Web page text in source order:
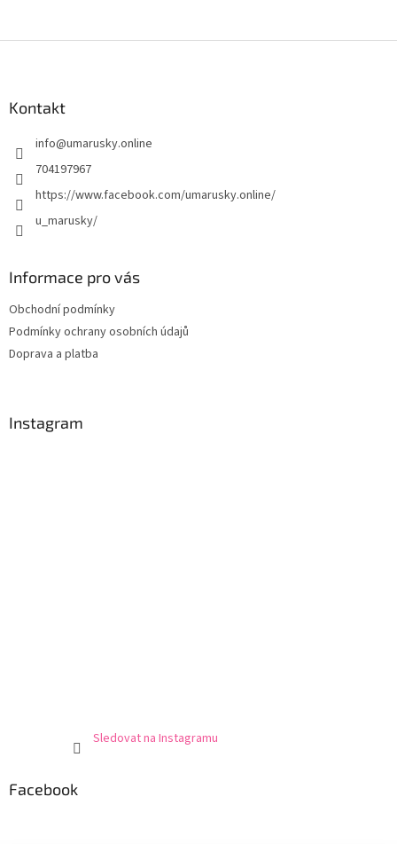
Kontakt
info@umarusky.online
704197967
https://www.facebook.com/umarusky.online/
u_marusky/
Informace pro vás
Obchodní podmínky
Podmínky ochrany osobních údajů
Doprava a platba
Instagram
Sledovat na Instagramu
Facebook